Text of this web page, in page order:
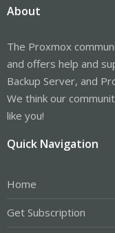
About
The Proxmox
and offers help and
Backup Server, and
We think our
like you!
Quick Navigation
Home
Get Subscription